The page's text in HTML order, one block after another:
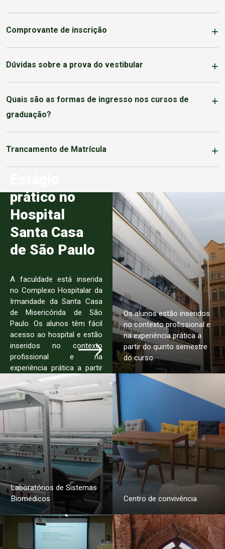
Comprovante de inscrição
Dúvidas sobre a prova do vestibular
Quais são as formas de ingresso nos cursos de
graduação?
Trancamento de Matrícula
prático no
Hospital
Santa Casa
de São Paulo
A faculdade está inserida
no Complexo Hospitalar da
Irmandade da Santa Casa
de Misericórida de São
Paulo. Os alunos têm fácil
acesso ao hospital e estão
inseridos no contexto
profissional e na
experiência prática a partir
do quinto semestre do
curso.
Os alunos estão inseridos
no contexto profissional e
na experiência prática a
partir do quinto semestre
do curso.
Laboratórios de Sistemas
Biomédicos
Centro de convivência